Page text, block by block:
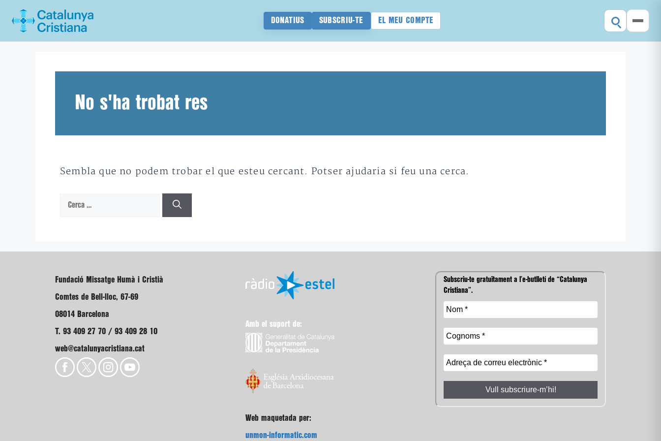
DONATIUS SUBSCRIU-TE EL MEU COMPTE
No s'ha trobat res
Sembla que no podem trobar el que esteu cercant. Potser ajudaria si feu una cerca.
Cerca:
Fundació Missatge Humà i Cristià
Comtes de Bell-lloc, 67-69
08014 Barcelona
T. 93 409 27 70 / 93 409 28 10
web@catalunyacristiana.cat
Amb el suport de:
Web maquetada per:
unmon-informatic.com
Subscriu-te gratuïtament a l’e-butlletí de “Catalunya
Cristiana”.